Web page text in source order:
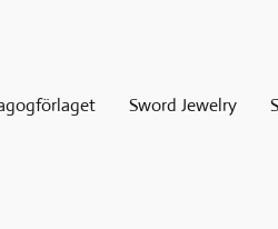
Sword Jewelry